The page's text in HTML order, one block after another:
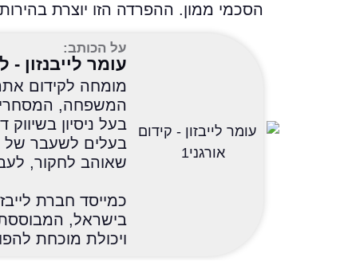
הסכמי ממון. ההפרדה הזו יוצרת בהירות
על הכותב:
עומר לייבנזון -
המשפחה, המסחרי,
בעלים לשעבר של
שאוהב לחקור,
כמייסד חברת
בישראל,
ויכולת מוכחת